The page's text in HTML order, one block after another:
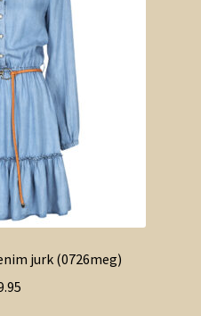
jurk (0726meg)